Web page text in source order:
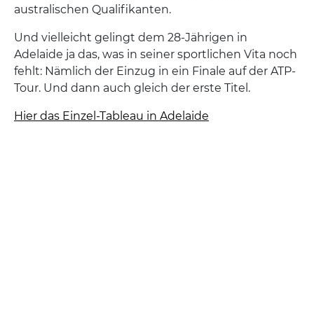
australischen Qualifikanten.
Und vielleicht gelingt dem 28-Jährigen in
Adelaide ja das, was in seiner sportlichen Vita noch
fehlt: Nämlich der Einzug in ein Finale auf der ATP-
Tour. Und dann auch gleich der erste Titel.
Hier das Einzel-Tableau in Adelaide